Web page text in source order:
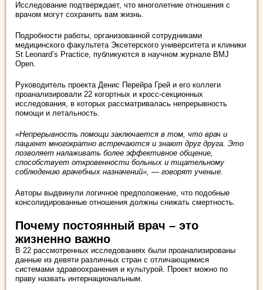
Исследование подтверждает, что многолетние отношения с
врачом могут сохранить вам жизнь.
Подробности работы, организованной сотрудниками
медицинского факультета Эксетерского университета и клиники
St Leonard’s Practice, публикуются в научном журнале BMJ
Open.
Руководитель проекта Денис Перейра Грей и его коллеги
проанализировали 22 когортных и кросс-секционных
исследования, в которых рассматривалась непрерывность
помощи и летальность.
«Непрерывность помощи заключается в том, что врач и
пациент многократно встречаются и знают друг друга. Это
позволяет налаживать более эффективное общение,
способствует откровенности больных и тщательному
соблюдению врачебных назначений», — говорят ученые.
Авторы выдвинули логичное предположение, что подобные
консолидированные отношения должны снижать смертность.
Почему постоянный врач – это
жизненно важно
В 22 рассмотренных исследованиях были проанализированы
данные из девяти различных стран с отличающимися
системами здравоохранения и культурой. Проект можно по
праву назвать интернациональным.